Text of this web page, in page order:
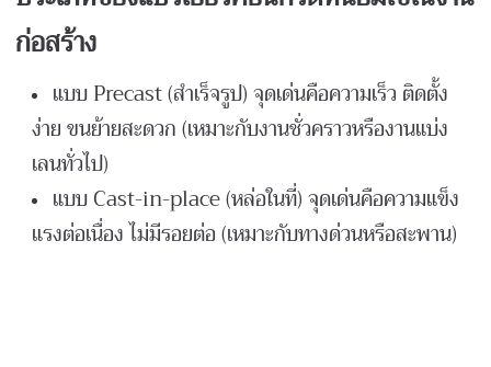
ก่อสร้าง
แบบ Precast (สำเร็จรูป) จุดเด่นคือความเร็ว ติดตั้ง
ง่าย ขนย้ายสะดวก (เหมาะกับงานชั่วคราวหรืองานแบ่ง
เลนทั่วไป)
แบบ Cast-in-place (หล่อในที่) จุดเด่นคือความแข็ง
แรงต่อเนื่อง ไม่มีรอยต่อ (เหมาะกับทางด่วนหรือสะพาน)